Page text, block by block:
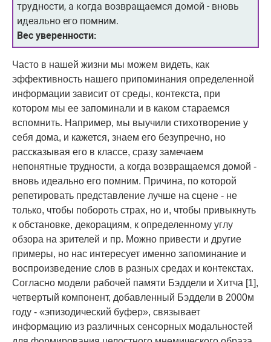
трудности, а когда возвращаемся домой - вновь
идеально его помним.
Вес уверенности:
Часто в нашей жизни мы можем видеть, как
эффективность нашего припоминания определенной
информации зависит от среды, контекста, при
котором мы ее запоминали и в каком стараемся
вспомнить. Например, мы выучили стихотворение у
себя дома, и кажется, знаем его безупречно, но
рассказывая его в классе, сразу замечаем
непонятные трудности, а когда возвращаемся домой -
вновь идеально его помним. Причина, по которой
репетировать представление лучше на сцене - не
только, чтобы побороть страх, но и, чтобы привыкнуть
к обстановке, декорациям, к определенному углу
обзора на зрителей и пр. Можно привести и другие
примеры, но нас интересует именно запоминание и
воспроизведение слов в разных средах и контекстах.
Согласно модели рабочей памяти Бэддели и Хитча [1],
четвертый компонент, добавленный Бэддели в 2000м
году - «эпизодический буфер», связывает
информацию из различных сенсорных модальностей